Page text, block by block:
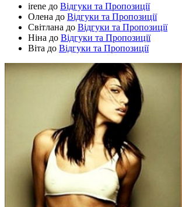
irene до Відгуки та Пропозиції
Олена до Відгуки та Пропозиції
Світлана до Відгуки та Пропозиції
Ніна до Відгуки та Пропозиції
Віта до Відгуки та Пропозиції